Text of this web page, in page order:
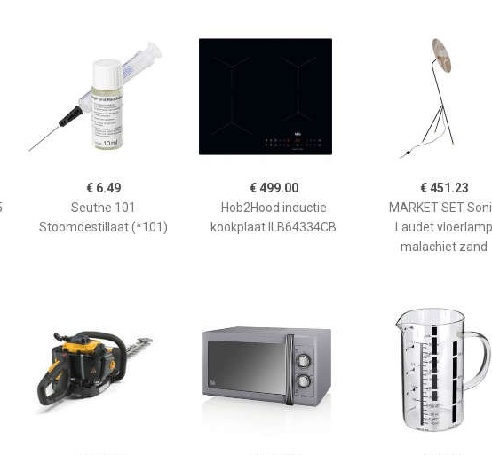
€ 6.49
Seuthe 101
Stoomdestillaat (*101)
€ 499.00
Hob2Hood inductie
kookplaat ILB64334CB
€ 451.23
MARKET SET
Laudet vloerlamp
malachiet zand